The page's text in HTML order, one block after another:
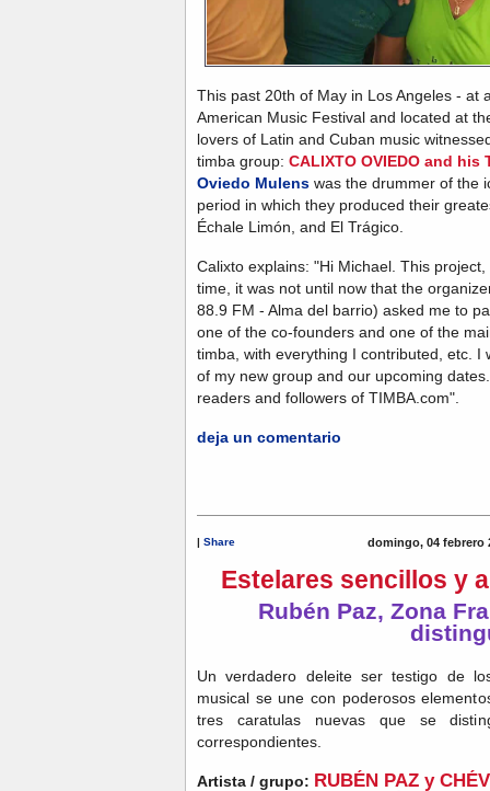
This past 20th of May in Los Angeles - at
American Music Festival and located at
lovers of Latin and Cuban music
timba group: CALIXTO OVIEDO and his
Oviedo Mulens was the drummer of the
period in which they produced their
Échale Limón, and El Trágico.
Calixto explains: "Hi Michael. This
time, it was not until now that the
88.9 FM - Alma del barrio) asked me to
one of the co-founders and one of the
timba, with everything I contributed, etc.
of my new group and our upcoming
readers and followers of TIMBA.com".
deja un comentario
| Share domingo, 04 febrero
Estelares sencillos y
Rubén Paz, Zona
Un verdadero deleite ser testigo de
musical se une con poderosos
tres caratulas nuevas que se
correspondientes.
Artista / grupo: RUBÉN PAZ y